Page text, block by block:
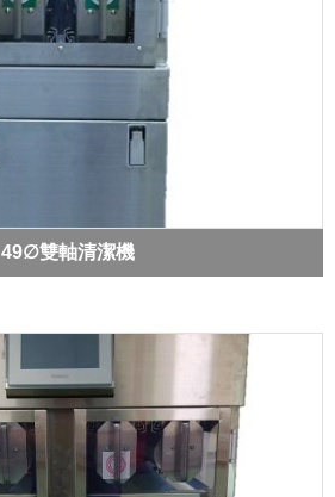
49∅雙軸清潔機